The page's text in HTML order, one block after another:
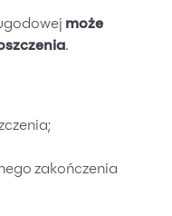
może
.
zakończenia